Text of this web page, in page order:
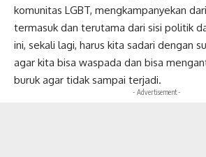
komunitas LGBT, mengkampanyekan
termasuk dan terutama dari sisi politik
ini, sekali lagi, harus kita sadari dengan
agar kita bisa waspada dan bisa
buruk agar tidak sampai terjadi.
- Advertisement -